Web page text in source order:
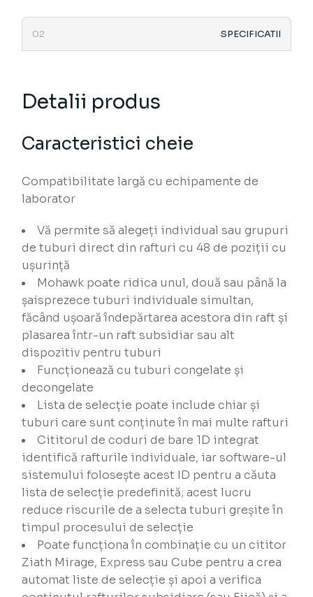
SPECIFICATII
Detalii produs
Caracteristici cheie
Compatibilitate largă cu echipamente de
laborator
Vă permite să alegeți individual sau grupuri
de tuburi direct din rafturi cu 48 de poziții cu
ușurință
Mohawk poate ridica unul, două sau până la
șaisprezece tuburi individuale simultan,
făcând ușoară îndepărtarea acestora din raft și
plasarea într-un raft subsidiar sau alt
dispozitiv pentru tuburi
Funcționează cu tuburi congelate și
decongelate
Lista de selecție poate include chiar și
tuburi care sunt conținute în mai multe rafturi
Cititorul de coduri de bare 1D integrat
identifică rafturile individuale, iar software-ul
sistemului folosește acest ID pentru a căuta
lista de selecție predefinită; acest lucru
reduce riscurile de a selecta tuburi greșite în
timpul procesului de selecție
Poate funcționa în combinație cu un cititor
Ziath Mirage, Express sau Cube pentru a crea
automat liste de selecție și apoi a verifica